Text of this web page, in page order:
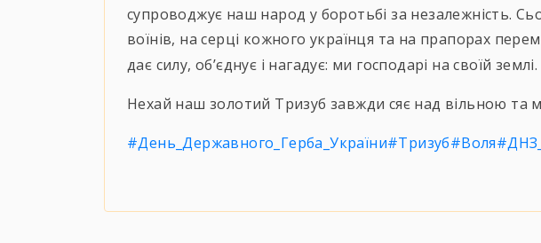
супроводжує наш народ у боротьбі за незалежність.
воїнів, на серці кожного українця та на прапорах
дає силу, об’єднує і нагадує: ми господарі на своїй землі.
Нехай наш золотий Тризуб завжди сяє над вільною та
#День_Державного_Герба_України#Тризуб#Воля